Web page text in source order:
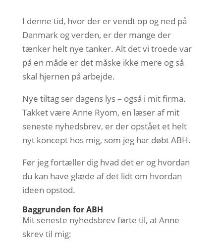
I denne tid, hvor der er vendt op og ned på
Danmark og verden, er der mange der
tænker helt nye tanker. Alt det vi troede var
på en måde er det måske ikke mere og så
skal hjernen på arbejde.
Nye tiltag ser dagens lys – også i mit firma.
Takket være Anne Ryom, en læser af mit
seneste nyhedsbrev, er der opstået et helt
nyt koncept hos mig, som jeg har døbt ABH.
Før jeg fortæller dig hvad det er og hvordan
du kan have glæde af det lidt om hvordan
ideen opstod.
Baggrunden for ABH
Mit seneste nyhedsbrev førte til, at Anne
skrev til mig: